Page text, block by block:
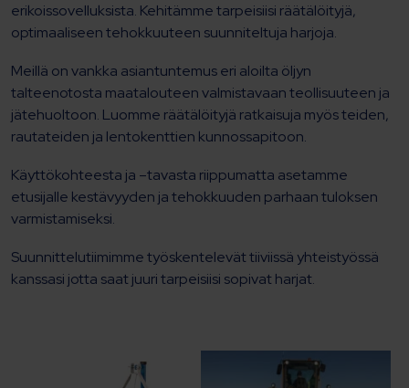
erikoissovelluksista. Kehitämme tarpeisiisi räätälöityjä,
optimaaliseen tehokkuuteen suunniteltuja harjoja.
Meillä on vankka asiantuntemus eri aloilta öljyn
talteenotosta maatalouteen valmistavaan teollisuuteen ja
jätehuoltoon. Luomme räätälöityjä ratkaisuja myös teiden,
rautateiden ja lentokenttien kunnossapitoon.
Käyttökohteesta ja –tavasta riippumatta asetamme
etusijalle kestävyyden ja tehokkuuden parhaan tuloksen
varmistamiseksi.
Suunnittelutiimimme työskentelevät tiiviissä yhteistyössä
kanssasi jotta saat juuri tarpeisiisi sopivat harjat.